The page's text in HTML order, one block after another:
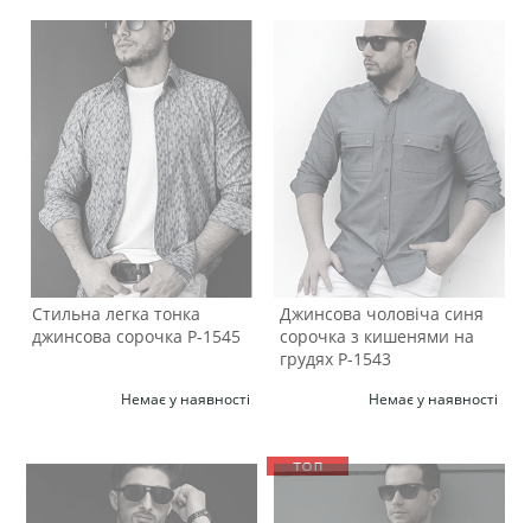
Стильна легка тонка
джинсова сорочка Р-1545
Немає у наявності
Джинсова чоловіча синя
сорочка з кишенями на
грудях Р-1543
Немає у наявності